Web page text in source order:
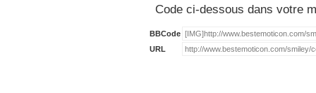
Code ci-dessous dans votre
BBCode
URL